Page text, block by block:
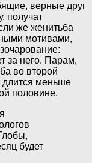
верные друг
получат
же женитьба
мотивами,
за него. Парам,
во второй
длится меньше
половине.
будет